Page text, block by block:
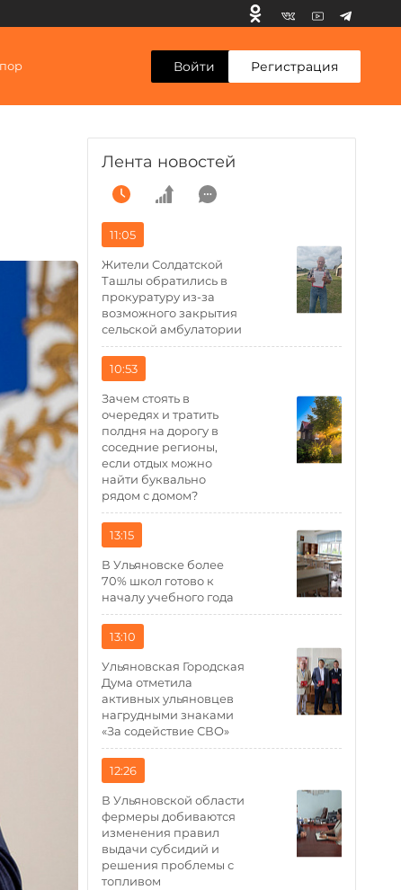
Войти Регистрация
Лента новостей
11:05
Жители Солдатской
Ташлы обратились в
прокуратуру из-за
возможного закрытия
сельской амбулатории
10:53
Зачем стоять в
очередях и тратить
полдня на дорогу в
соседние регионы,
если отдых можно
найти буквально
рядом с домом?
13:15
В Ульяновске более
70% школ готово к
началу учебного года
13:10
Ульяновская Городская
Дума отметила
активных ульяновцев
нагрудными знаками
«За содействие СВО»
12:26
В Ульяновской области
фермеры добиваются
изменения правил
выдачи субсидий и
решения проблемы с
топливом